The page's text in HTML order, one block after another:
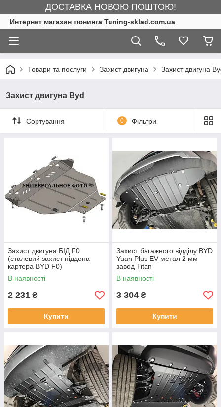
ДОСТАВКА НОВОЮ ПОШТОЮ!
Интернет магазин тюнинга Tuning-sklad.com.ua
Товари та послуги Захист двигуна Захист двигуна
Захист двигуна Byd
Сортування 0 Фільтри
Захист двигуна БІД F0
(сталевий захист піддона
картера BYD F0)
В наявності
2 231 ₴
Купити
Захист багажного відділу BYD
Yuan Plus EV метал 2 мм
завод Titan
В наявності
3 304 ₴
Купити